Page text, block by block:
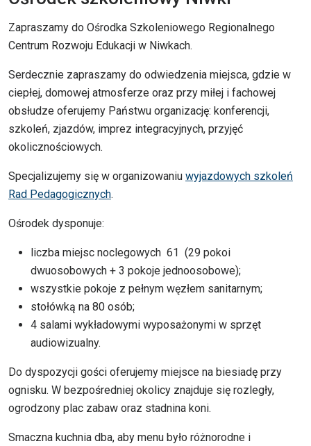
Zapraszamy do Ośrodka Szkoleniowego Regionalnego
Centrum Rozwoju Edukacji w Niwkach.
Serdecznie zapraszamy do odwiedzenia miejsca, gdzie w
ciepłej, domowej atmosferze oraz przy miłej i fachowej
obsłudze oferujemy Państwu organizację: konferencji,
szkoleń, zjazdów, imprez integracyjnych, przyjęć
okolicznościowych.
Specjalizujemy się w organizowaniu wyjazdowych szkoleń
Rad Pedagogicznych.
Ośrodek dysponuje:
liczba miejsc noclegowych 61 (29 pokoi
dwuosobowych + 3 pokoje jednoosobowe);
wszystkie pokoje z pełnym węzłem sanitarnym;
stołówką na 80 osób;
4 salami wykładowymi wyposażonymi w sprzęt
audiowizualny.
Do dyspozycji gości oferujemy miejsce na biesiadę przy
ognisku. W bezpośredniej okolicy znajduje się rozległy,
ogrodzony plac zabaw oraz stadnina koni.
Smaczna kuchnia dba, aby menu było różnorodne i